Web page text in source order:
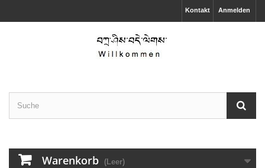
Anmelden
Kontakt
Warenkorb (Leer)